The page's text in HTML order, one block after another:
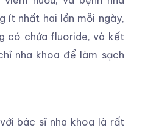
ít nhất hai lần mỗi ngày,
có chứa fluoride, và kết
nha khoa để làm sạch
bác sĩ nha khoa là rất